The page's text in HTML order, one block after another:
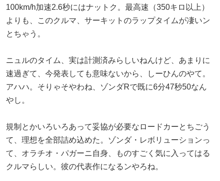
100km/h加速2.6秒にはナットク。最高速（350キロ以上）
よりも、このクルマ、サーキットのラップタイムが凄いン
とちゃう。
ニュルのタイム、実は計測済みらしいねんけど、あまりに
速過ぎて、今発表しても意味ないから、しーひんのやて。
アハハ。そりゃそやわね、ゾンダRで既に6分47秒50なん
やし。
規制とかいろいろあって妥協が必要なロードカーとちごう
て、理想を全部詰め込めた。ゾンダ・レボリューションっ
て、オラチオ・パガーニ自身、ものすごく気に入ってはる
クルマらしい。彼の代表作になるンやろね。